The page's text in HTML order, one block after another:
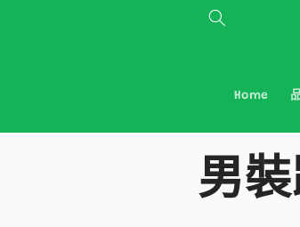
Home
商
男